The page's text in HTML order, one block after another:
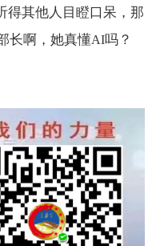
得其他人目瞪口呆，那
长啊，她真懂AI吗？